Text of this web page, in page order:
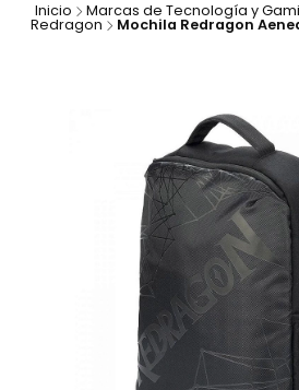
Inicio Marcas de Tecnología y
Redragon Mochila Redragon